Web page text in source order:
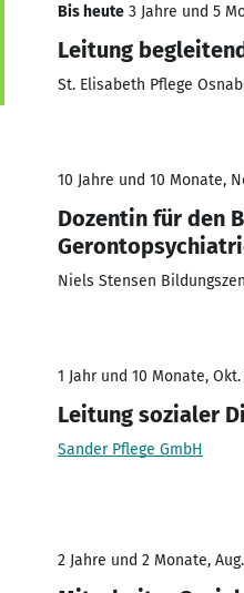
Bis heute 3 Jahre und 5
Leitung
St. Elisabeth Pflege
10 Jahre und 10 Monate,
Dozentin für den
Niels Stensen
1 Jahr und 10 Monate,
Leitung sozialer
Sander Pflege GmbH
2 Jahre und 2 Monate,